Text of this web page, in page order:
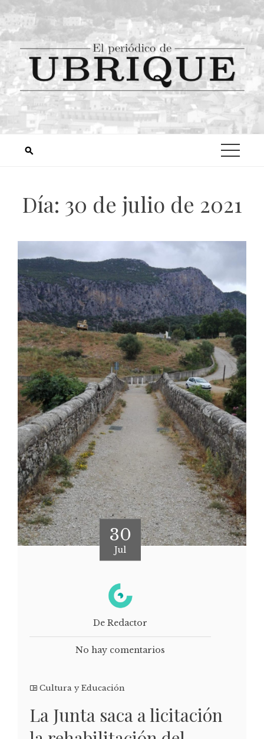
Día: 30 de julio de 2021
30
Jul
De Redactor
No hay comentarios
Cultura y Educación
La Junta saca a licitación